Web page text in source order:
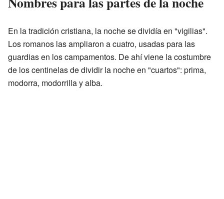
En la tradición cristiana, la noche se dividía en "vigilias".
Los romanos las ampliaron a cuatro, usadas para las
guardias en los campamentos. De ahí viene la costumbre
de los centinelas de dividir la noche en "cuartos": prima,
modorra, modorrilla y alba.